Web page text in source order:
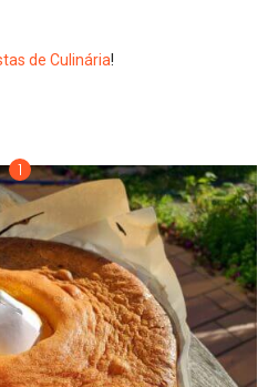
de Culinária!